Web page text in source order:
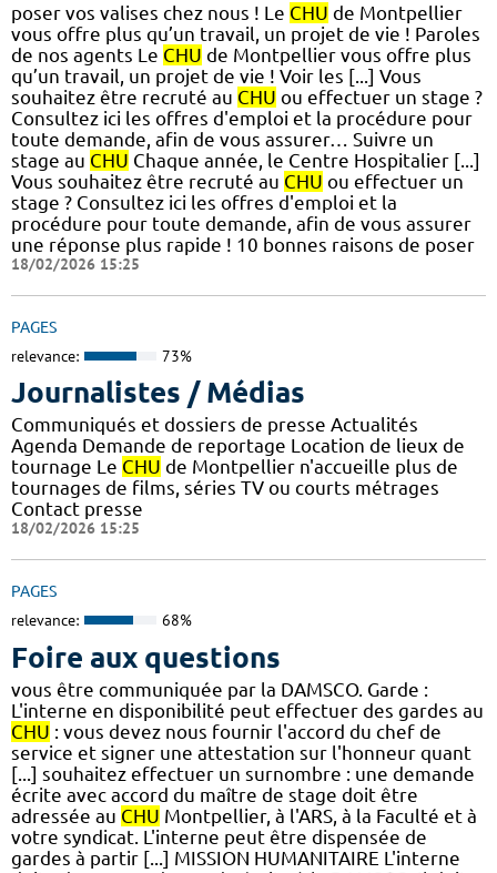
poser vos valises chez nous ! Le CHU de Montpellier
vous offre plus qu’un travail, un projet de vie ! Paroles
de nos agents Le CHU de Montpellier vous offre plus
qu’un travail, un projet de vie ! Voir les [...] Vous
souhaitez être recruté au CHU ou effectuer un stage ?
Consultez ici les offres d'emploi et la procédure pour
toute demande, afin de vous assurer… Suivre un
stage au CHU Chaque année, le Centre Hospitalier [...]
Vous souhaitez être recruté au CHU ou effectuer un
stage ? Consultez ici les offres d'emploi et la
procédure pour toute demande, afin de vous assurer
une réponse plus rapide ! 10 bonnes raisons de poser
18/02/2026 15:25
PAGES
relevance: 73%
Journalistes / Médias
Communiqués et dossiers de presse Actualités
Agenda Demande de reportage Location de lieux de
tournage Le CHU de Montpellier n'accueille plus de
tournages de films, séries TV ou courts métrages
Contact presse
18/02/2026 15:25
PAGES
relevance: 68%
Foire aux questions
vous être communiquée par la DAMSCO. Garde :
L'interne en disponibilité peut effectuer des gardes au
CHU : vous devez nous fournir l'accord du chef de
service et signer une attestation sur l'honneur quant
[...] souhaitez effectuer un surnombre : une demande
écrite avec accord du maître de stage doit être
adressée au CHU Montpellier, à l'ARS, à la Faculté et à
votre syndicat. L'interne peut être dispensée de
gardes à partir [...] MISSION HUMANITAIRE L'interne